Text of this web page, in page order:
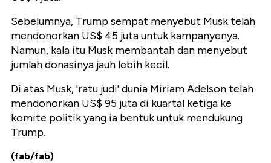
Sebelumnya, Trump sempat menyebut Musk telah
mendonorkan US$ 45 juta untuk kampanyenya.
Namun, kala itu Musk membantah dan menyebut
jumlah donasinya jauh lebih kecil.
Di atas Musk, 'ratu judi' dunia Miriam Adelson telah
mendonorkan US$ 95 juta di kuartal ketiga ke
komite politik yang ia bentuk untuk mendukung
Trump.
(fab/fab)